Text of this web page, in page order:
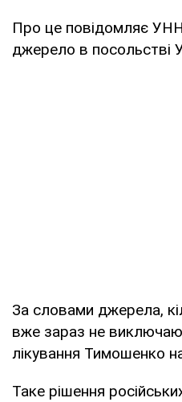
Про це повідомляє
джерело в посольстві
За словами джерела,
вже зараз не
лікування Тимошенко на
Таке рішення